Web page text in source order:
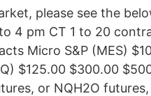
please see the
4 pm CT 1 to 20
Micro S&P (MES)
$125.00 $300.00
or NQH2O